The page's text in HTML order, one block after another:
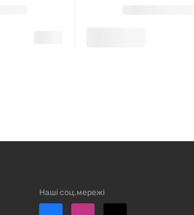
Наші соц.мережі